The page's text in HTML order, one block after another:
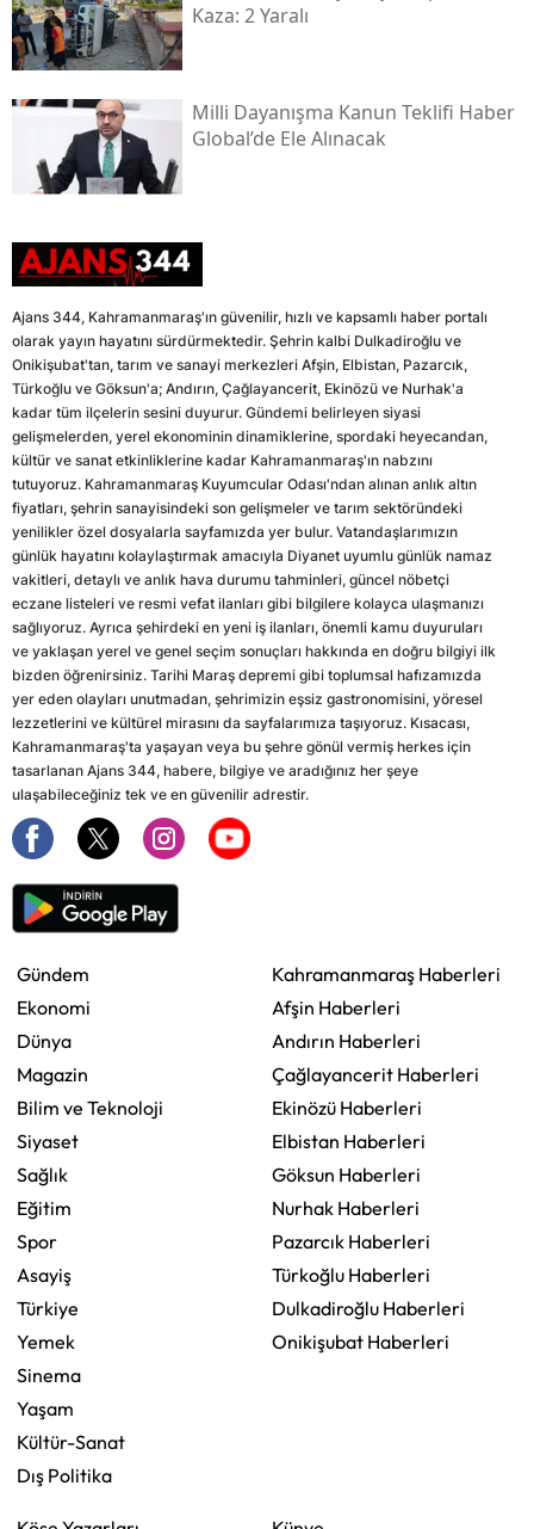
Kaza: 2 Yaralı
Milli Dayanışma Kanun Teklifi Haber
Global’de Ele Alınacak
Ajans 344, Kahramanmaraş'ın güvenilir, hızlı ve kapsamlı haber portalı
olarak yayın hayatını sürdürmektedir. Şehrin kalbi Dulkadiroğlu ve
Onikişubat'tan, tarım ve sanayi merkezleri Afşin, Elbistan, Pazarcık,
Türkoğlu ve Göksun'a; Andırın, Çağlayancerit, Ekinözü ve Nurhak'a
kadar tüm ilçelerin sesini duyurur. Gündemi belirleyen siyasi
gelişmelerden, yerel ekonominin dinamiklerine, spordaki heyecandan,
kültür ve sanat etkinliklerine kadar Kahramanmaraş'ın nabzını
tutuyoruz. Kahramanmaraş Kuyumcular Odası'ndan alınan anlık altın
fiyatları, şehrin sanayisindeki son gelişmeler ve tarım sektöründeki
yenilikler özel dosyalarla sayfamızda yer bulur. Vatandaşlarımızın
günlük hayatını kolaylaştırmak amacıyla Diyanet uyumlu günlük namaz
vakitleri, detaylı ve anlık hava durumu tahminleri, güncel nöbetçi
eczane listeleri ve resmi vefat ilanları gibi bilgilere kolayca ulaşmanızı
sağlıyoruz. Ayrıca şehirdeki en yeni iş ilanları, önemli kamu duyuruları
ve yaklaşan yerel ve genel seçim sonuçları hakkında en doğru bilgiyi ilk
bizden öğrenirsiniz. Tarihi Maraş depremi gibi toplumsal hafızamızda
yer eden olayları unutmadan, şehrimizin eşsiz gastronomisini, yöresel
lezzetlerini ve kültürel mirasını da sayfalarımıza taşıyoruz. Kısacası,
Kahramanmaraş'ta yaşayan veya bu şehre gönül vermiş herkes için
tasarlanan Ajans 344, habere, bilgiye ve aradığınız her şeye
ulaşabileceğiniz tek ve en güvenilir adrestir.
Gündem
Ekonomi
Dünya
Magazin
Bilim ve Teknoloji
Siyaset
Sağlık
Eğitim
Spor
Asayiş
Türkiye
Yemek
Sinema
Yaşam
Kültür-Sanat
Dış Politika
Kahramanmaraş Haberleri
Afşin Haberleri
Andırın Haberleri
Çağlayancerit Haberleri
Ekinözü Haberleri
Elbistan Haberleri
Göksun Haberleri
Nurhak Haberleri
Pazarcık Haberleri
Türkoğlu Haberleri
Dulkadiroğlu Haberleri
Onikişubat Haberleri